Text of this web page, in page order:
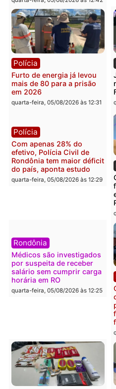
quarta-feira, 05/08/2026 às 12:48
Brasil
Confronto durante
operação termina com
foragido baleado e grande
quarta-feira, 05/08/2026 às 12:42
quarta-feira, 05/08/2026 às 12:31
Polícia
Com apenas 28% do
Rondônia tem maior déficit